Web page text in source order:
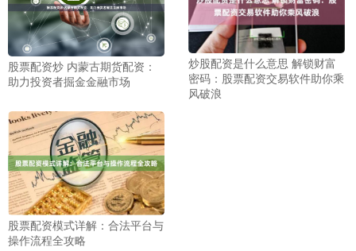
股票配资炒 内蒙古期货配资：
助力投资者掘金金融市场
炒股配资是什么意思 解锁财富
密码：股票配资交易软件助你乘
风破浪
股票配资模式详解：合法平台与
操作流程全攻略